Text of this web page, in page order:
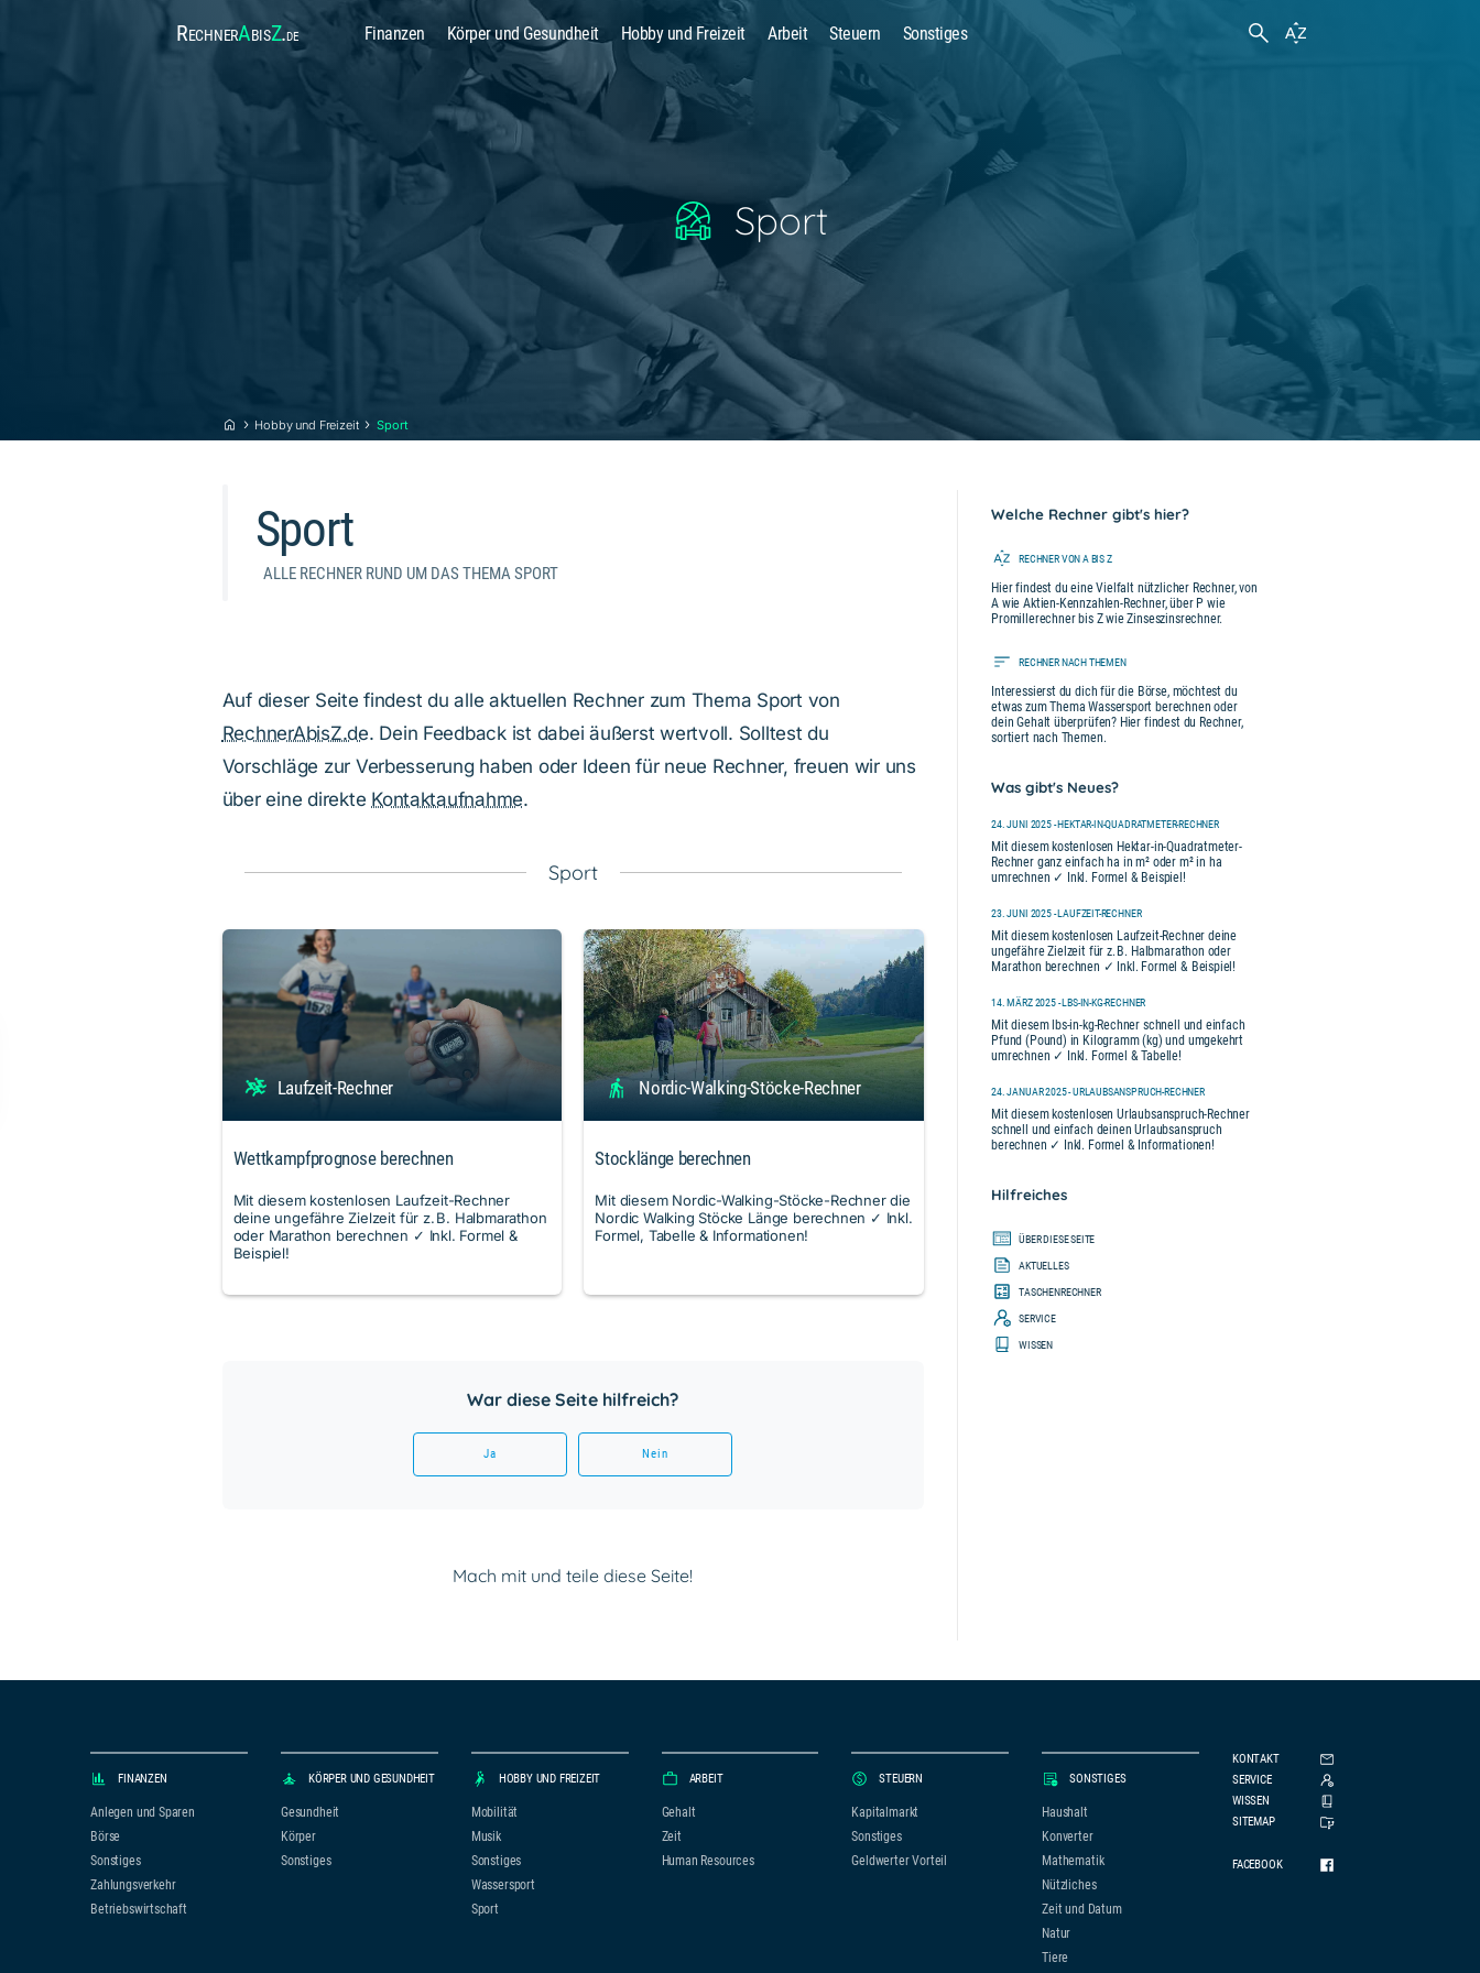
RechnerAbisZ.de Finanzen Körper und Gesundheit Hobby und Freizeit Arbeit Steuern Sonstiges
Suche
Hobby und Freizeit Sport
Sport
Sport
ALLE RECHNER RUND UM DAS THEMA SPORT
Auf dieser Seite findest du alle aktuellen Rechner zum Thema Sport von
RechnerAbisZ.de. Dein Feedback ist dabei äußerst wertvoll. Solltest du
Vorschläge zur Verbesserung haben oder Ideen für neue Rechner, freuen wir uns
über eine direkte Kontaktaufnahme.
Sport
Laufzeit-Rechner
Wettkampfprognose berechnen
Mit diesem kostenlosen Laufzeit-Rechner
deine ungefähre Zielzeit für z. B. Halbmarathon
oder Marathon berechnen ✓ Inkl. Formel &
Beispiel!
Nordic-Walking-Stöcke-Rechner
Stocklänge berechnen
Mit diesem Nordic-Walking-Stöcke-Rechner die
Nordic Walking Stöcke Länge berechnen ✓ Inkl.
Formel, Tabelle & Informationen!
War diese Seite hilfreich?
Ja Nein
Mach mit und teile diese Seite!
Welche Rechner gibt's hier?
RECHNER VON A BIS Z
Hier findest du eine Vielfalt nützlicher Rechner, von
A wie Aktien-Kennzahlen-Rechner, über P wie
Promillerechner bis Z wie Zinseszinsrechner.
RECHNER NACH THEMEN
Interessierst du dich für die Börse, möchtest du
etwas zum Thema Wassersport berechnen oder
dein Gehalt überprüfen? Hier findest du Rechner,
sortiert nach Themen.
Was gibt's Neues?
24. JUNI 2025 - HEKTAR-IN-QUADRATMETER-RECHNER
Mit diesem kostenlosen Hektar-in-Quadratmeter-
Rechner ganz einfach ha in m² oder m² in ha
umrechnen ✓ Inkl. Formel & Beispiel!
23. JUNI 2025 - LAUFZEIT-RECHNER
Mit diesem kostenlosen Laufzeit-Rechner deine
ungefähre Zielzeit für z. B. Halbmarathon oder
Marathon berechnen ✓ Inkl. Formel & Beispiel!
14. MÄRZ 2025 - LBS-IN-KG-RECHNER
Mit diesem lbs-in-kg-Rechner schnell und einfach
Pfund (Pound) in Kilogramm (kg) und umgekehrt
umrechnen ✓ Inkl. Formel & Tabelle!
24. JANUAR 2025 - URLAUBSANSPRUCH-RECHNER
Mit diesem kostenlosen Urlaubsanspruch-Rechner
schnell und einfach deinen Urlaubsanspruch
berechnen ✓ Inkl. Formel & Informationen!
Hilfreiches
ÜBER DIESE SEITE
AKTUELLES
TASCHENRECHNER
SERVICE
WISSEN
FINANZEN
Anlegen und Sparen
Börse
Sonstiges
Zahlungsverkehr
Betriebswirtschaft
KÖRPER UND GESUNDHEIT
Gesundheit
Körper
Sonstiges
HOBBY UND FREIZEIT
Mobilität
Musik
Sonstiges
Wassersport
Sport
ARBEIT
Gehalt
Zeit
Human Resources
STEUERN
Kapitalmarkt
Sonstiges
Geldwerter Vorteil
SONSTIGES
Haushalt
Konverter
Mathematik
Nützliches
Zeit und Datum
Natur
Tiere
KONTAKT
SERVICE
WISSEN
SITEMAP
FACEBOOK